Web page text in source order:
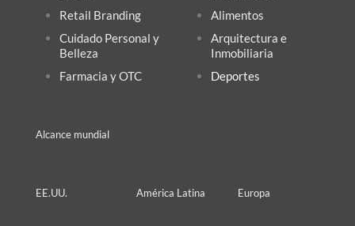
Retail Branding
Cuidado Personal y
Belleza
Farmacia y OTC
Alimentos
Arquitectura e
Inmobiliaria
Deportes
Alcance mundial
EE.UU. América Latina Europa